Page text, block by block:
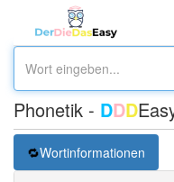
Phonetik - DDD
Wortinformationen